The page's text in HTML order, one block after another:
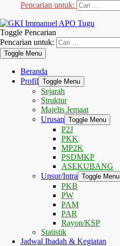
Pencarian untuk:
Toggle Pencarian
Pencarian untuk:
Toggle Menu
Beranda
Profil Toggle Menu
Sejarah
Struktur
Majelis Jemaat
Urusan Toggle Menu
P2J
PKK
MP2K
PSDMKP
ASEKUBANG
Unsur/Intra Toggle Menu
PKB
PW
PAM
PAR
Rayon/KSP
Statistik
Jadwal Ibadah & Kegiatan